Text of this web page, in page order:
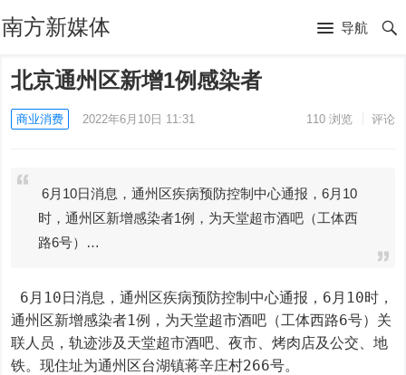
南方新媒体 导航
北京通州区新增1例感染者
商业消费 2022年6月10日 11:31 110浏览 评论
6月10日消息，通州区疾病预防控制中心通报，6月10
时，通州区新增感染者1例，为天堂超市酒吧（工体西
路6号）…
6月10日消息，通州区疾病预防控制中心通报，6月10时，
通州区新增感染者1例，为天堂超市酒吧（工体西路6号）关
联人员，轨迹涉及天堂超市酒吧、夜市、烤肉店及公交、地
铁。现住址为通州区台湖镇蒋辛庄村266号。